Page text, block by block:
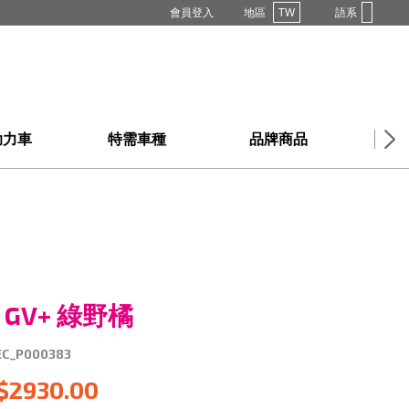
會員登入 地區 TW 語系
車 特需車種 品牌商品 購
綠野橘